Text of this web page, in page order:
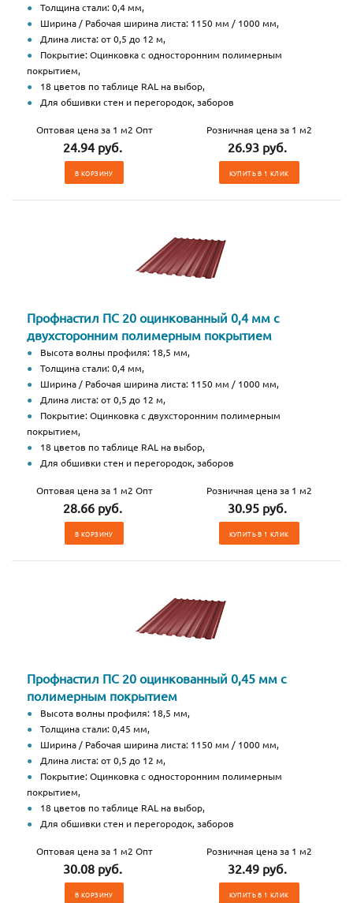
Толщина стали: 0,4 мм,
Ширина / Рабочая ширина листа: 1150 мм / 1000 мм,
Длина листа: от 0,5 до 12 м,
Покрытие: Оцинковка с односторонним полимерным
покрытием,
18 цветов по таблице RAL на выбор,
Для обшивки стен и перегородок, заборов
Оптовая цена за 1 м2 Опт
24.94 руб.
В КОРЗИНУ
Розничная цена за 1 м2
26.93 руб.
КУПИТЬ В 1 КЛИК
Профнастил ПС 20 оцинкованный 0,4 мм с
двухсторонним полимерным покрытием
Высота волны профиля: 18,5 мм,
Толщина стали: 0,4 мм,
Ширина / Рабочая ширина листа: 1150 мм / 1000 мм,
Длина листа: от 0,5 до 12 м,
Покрытие: Оцинковка с двухсторонним полимерным
покрытием,
18 цветов по таблице RAL на выбор,
Для обшивки стен и перегородок, заборов
Оптовая цена за 1 м2 Опт
28.66 руб.
В КОРЗИНУ
Розничная цена за 1 м2
30.95 руб.
КУПИТЬ В 1 КЛИК
Профнастил ПС 20 оцинкованный 0,45 мм с
полимерным покрытием
Высота волны профиля: 18,5 мм,
Толщина стали: 0,45 мм,
Ширина / Рабочая ширина листа: 1150 мм / 1000 мм,
Длина листа: от 0,5 до 12 м,
Покрытие: Оцинковка с односторонним полимерным
покрытием,
18 цветов по таблице RAL на выбор,
Для обшивки стен и перегородок, заборов
Оптовая цена за 1 м2 Опт
30.08 руб.
В КОРЗИНУ
Розничная цена за 1 м2
32.49 руб.
КУПИТЬ В 1 КЛИК